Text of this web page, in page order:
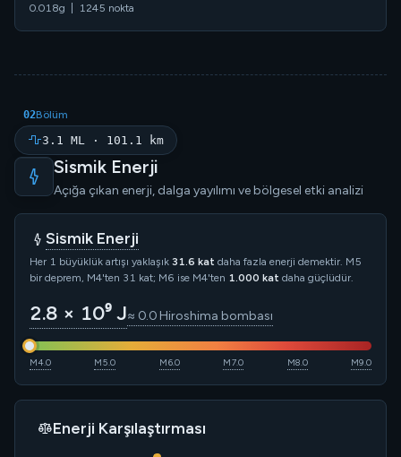
0.018g | 1245 nokta
02Bölüm
3.1 ML · 101.1 km
Sismik Enerji
Açığa çıkan enerji, dalga yayılımı ve bölgesel etki analizi
Sismik Enerji
Her 1 büyüklük artışı yaklaşık 31.6 kat daha fazla enerji demektir. M5
bir deprem, M4'ten 31 kat; M6 ise M4'ten 1.000 kat daha güçlüdür.
2.8 × 10⁹ J≈ 0.0 Hiroshima bombası
M4.0 M5.0 M6.0 M7.0 M8.0 M9.0
Enerji Karşılaştırması